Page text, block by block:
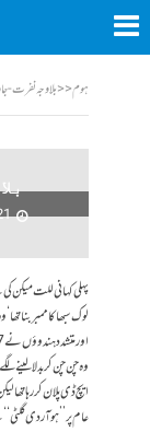
ہوم<<بلاوجہ نفرت-
لوک سبھا کا ممبر بنا
وہ چن چن کر بدلا لینے
عام پر ’’ہو آر دی